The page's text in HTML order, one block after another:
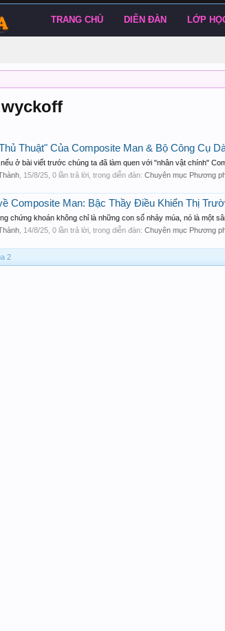
Thuật" Của Composite Man & Bộ Công Cụ
ở bài viết trước chúng ta đã làm quen với "nhân vật chính"
15/8/25 , 0 lần trả lời, trong diễn đàn: Chuyên mục Phương
Composite Man: Bậc Thầy Điều Khiển Thị
chứng khoán không chỉ là những con số nhảy múa, nó là một
14/8/25 , 0 lần trả lời, trong diễn đàn: Chuyên mục Phương
2
TRANG CHỦ DIỄN ĐÀN LỚP